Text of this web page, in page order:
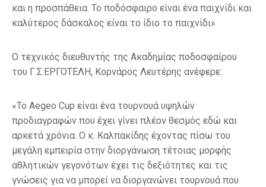
και η προσπάθεια. Το ποδόσφαιρο είναι ένα παιχνίδι και
καλύτερος δάσκαλος είναι το ίδιο το παιχνίδι»
Ο τεχνικός διευθυντής της Ακαδημίας ποδοσφαίρου
του Γ.Σ.ΕΡΓΟΤΕΛΗ, Κορνάρος Λευτέρης ανέφερε:
«Το Aegeo Cup είναι ένα τουρνουά υψηλών
προδιαγραφών που έχει γίνει πλέον θεσμός εδώ και
αρκετά χρόνια. Ο κ. Καλπακίδης έχοντας πίσω του
μεγάλη εμπειρία στην διοργάνωση τέτοιας μορφής
αθλητικών γεγονότων έχει τις δεξιότητες και τις
γνώσεις για να μπορεί να διοργανώνει τουρνουά που